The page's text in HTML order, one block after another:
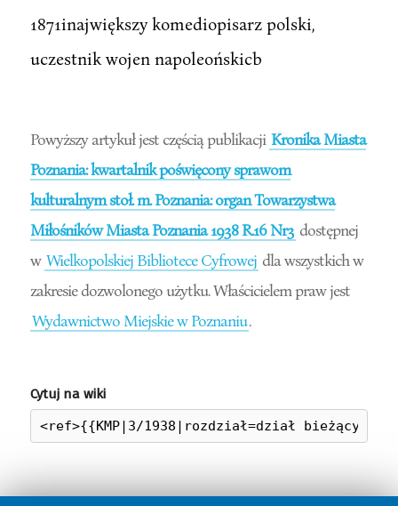
1871inajwiększy komediopisarz polski,
uczestnik wojen napoleońskicb
Powyższy artykuł jest częścią publikacji Kronika Miasta
Poznania: kwartalnik poświęcony sprawom
kulturalnym stoł. m. Poznania: organ Towarzystwa
Miłośników Miasta Poznania 1938 R.16 Nr3 dostępnej
w Wielkopolskiej Bibliotece Cyfrowej dla wszystkich w
zakresie dozwolonego użytku. Właścicielem praw jest
Wydawnictwo Miejskie w Poznaniu.
Cytuj na wiki